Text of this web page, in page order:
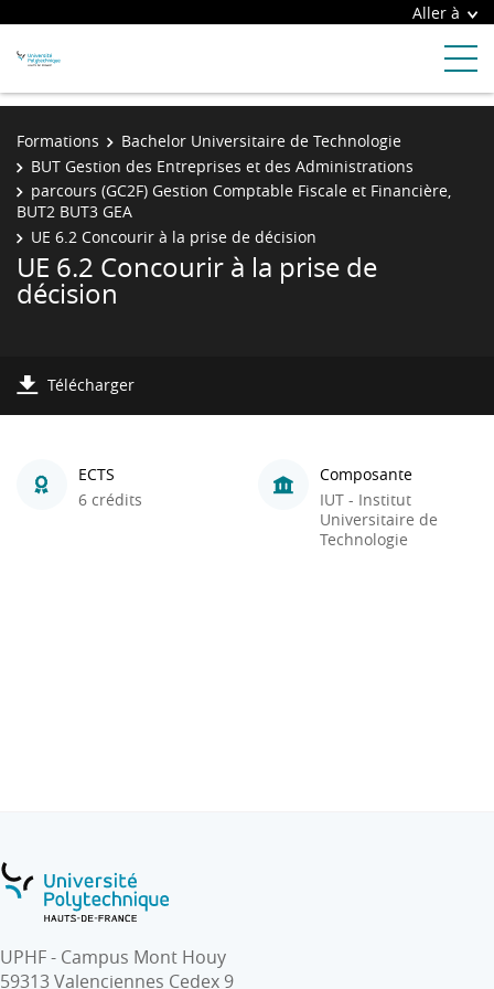
Aller à
Formations
Bachelor Universitaire de Technologie
BUT Gestion des Entreprises et des Administrations
parcours (GC2F) Gestion Comptable Fiscale et Financière,
BUT2 BUT3 GEA
UE 6.2 Concourir à la prise de décision
UE 6.2 Concourir à la prise de
décision
Télécharger
ECTS
6 crédits
Composante
IUT - Institut
Universitaire de
Technologie
UPHF - Campus Mont Houy
59313 Valenciennes Cedex 9